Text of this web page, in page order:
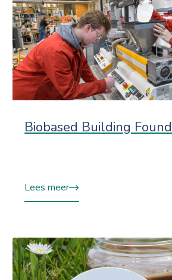
Biobased Building
Lees meer